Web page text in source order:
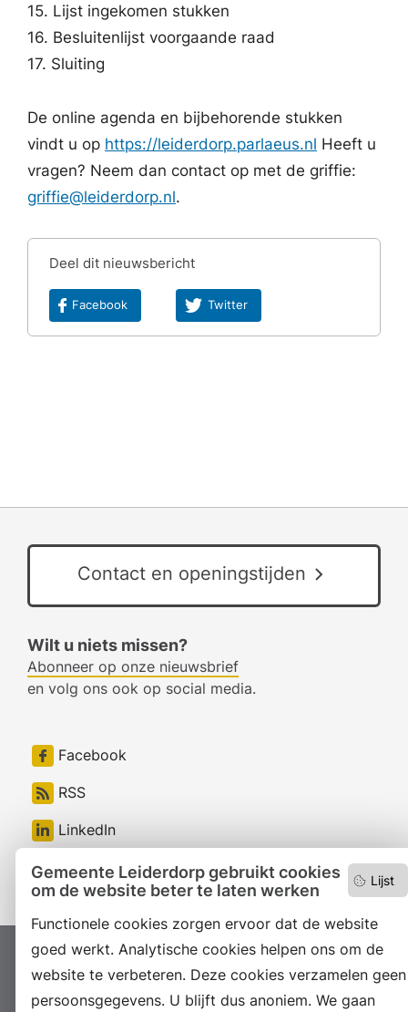
Lijst
Gemeente Leiderdorp gebruikt cookies
om de website beter te laten werken
Functionele cookies zorgen ervoor dat de website
goed werkt. Analytische cookies helpen ons om de
website te verbeteren. Deze cookies verzamelen geen
persoonsgegevens. U blijft dus anoniem. We gaan
15. Lijst ingekomen stukken
16. Besluitenlijst voorgaande raad
17. Sluiting
De online agenda en bijbehorende stukken
vindt u op https://leiderdorp.parlaeus.nl Heeft u
vragen? Neem dan contact op met de griffie:
griffie@leiderdorp.nl.
Deel dit nieuwsbericht
Facebook Twitter
Contact en openingstijden
Wilt u niets missen?
Abonneer op onze nieuwsbrief
en volg ons ook op social media.
Facebook
RSS
LinkedIn
Instagram
Proclaimer Colofon
Toegankelijkheid
Sitemap
Privacyverklaring Servicenormen